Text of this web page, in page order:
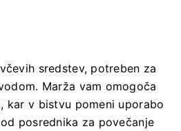
sredstev, potreben za
Marža vam omogoča
kar v bistvu pomeni uporabo
posrednika za povečanje